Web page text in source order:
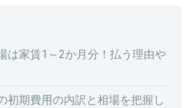
は家賃1～2か月分！払う理由や
初期費用の内訳と相場を把握し